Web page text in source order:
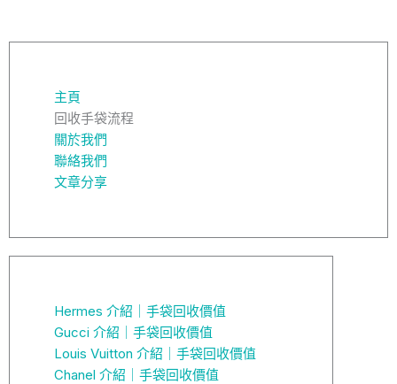
主頁
回收手袋流程
關於我們
聯絡我們
文章分享
Hermes 介紹｜手袋回收價值
Gucci 介紹｜手袋回收價值
Louis Vuitton 介紹｜手袋回收價值
Chanel 介紹｜手袋回收價值